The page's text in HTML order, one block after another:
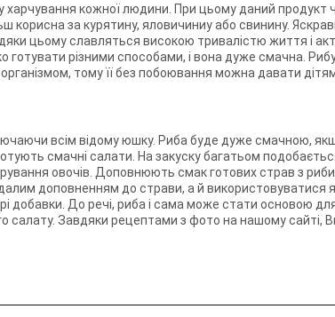
кожної людини. При цьому даний продукт
корисна за курятину, яловичиниу або свинину.
цьому славляться високою тривалістю життя і
готувати різними способами, і вона дуже смачна.
тому її без побоювання можна давати
всім відому юшку. Риба буде дуже смачною,
смачні салати. На закуску багатьом
овочів. Доповнюють смак готових страв з риби
доповненням до страви, а й
добавки. До речі, риба і сама може стати основою
салату. Завдяки рецептами з фото на нашому сайті,